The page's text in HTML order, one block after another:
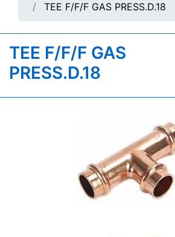
TEE F/F/F GAS PRESS.D.18
TEE F/F/F GAS
PRESS.D.18